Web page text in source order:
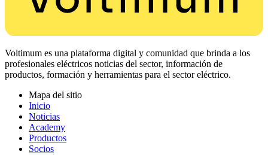
Voltimum es una plataforma digital y comunidad que brinda a los
profesionales eléctricos noticias del sector, información de
productos, formación y herramientas para el sector eléctrico.
Mapa del sitio
Inicio
Noticias
Academy
Productos
Socios